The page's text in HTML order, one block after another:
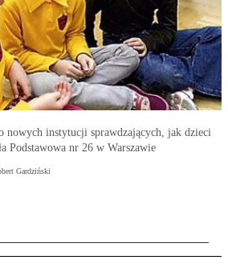
nowych instytucji sprawdzających, jak dzieci
Podstawowa nr 26 w Warszawie
Gardziński